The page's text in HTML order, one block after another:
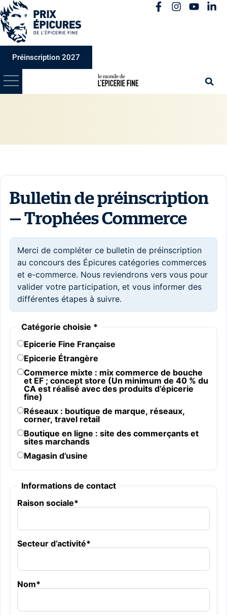
Préinscription 2027
Bulletin de préinscription
— Trophées Commerce
Merci de compléter ce bulletin de préinscription
au concours des Épicures catégories commerces
et e-commerce. Nous reviendrons vers vous pour
valider votre participation, et vous informer des
différentes étapes à suivre.
Catégorie choisie *
Epicerie Fine Française
Epicerie Étrangère
Commerce mixte : mix commerce de bouche
et EF ; concept store (Un minimum de 40 % du
CA est réalisé avec des produits d’épicerie
fine)
Réseaux : boutique de marque, réseaux,
corner, travel retail
Boutique en ligne : site des commerçants et
sites marchands
Magasin d’usine
Informations de contact
Raison sociale*
Secteur d’activité*
Nom*